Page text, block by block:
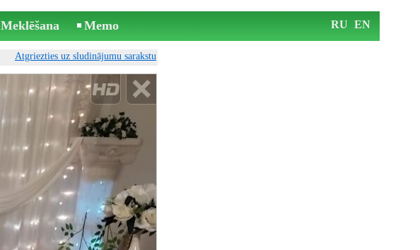
Meklēšana Memo RU EN
Atgriezties uz sludinājumu sarakstu